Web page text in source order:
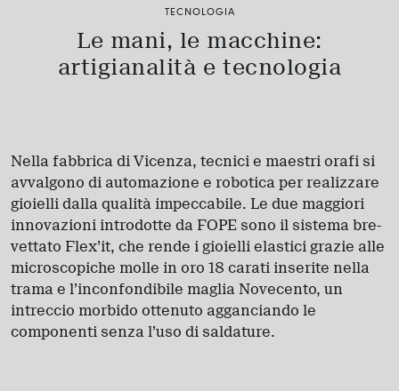
TECNOLOGIA
Le mani, le macchine:
artigianalità e tecnologia
Nella fabbrica di Vicenza, tecnici e maestri orafi si
avvalgono di automazione e robotica per realizzare
gioielli dalla qualità impeccabile. Le due maggiori
innovazioni introdotte da FOPE sono il sistema bre-
vettato Flex’it, che rende i gioielli elastici grazie alle
microscopiche molle in oro 18 carati inserite nella
trama e l’inconfondibile maglia Novecento, un
intreccio morbido ottenuto agganciando le
componenti senza l’uso di saldature.